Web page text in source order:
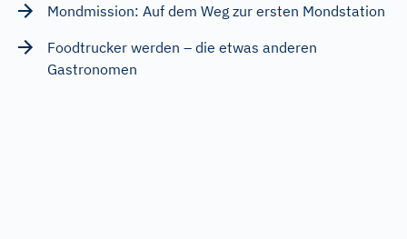
Mondmission: Auf dem Weg zur ersten Mondstation
Foodtrucker werden – die etwas anderen
Gastronomen